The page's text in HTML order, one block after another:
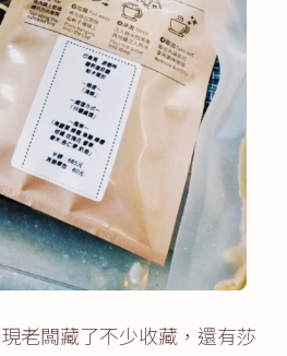
老闆藏了不少收藏，還有莎